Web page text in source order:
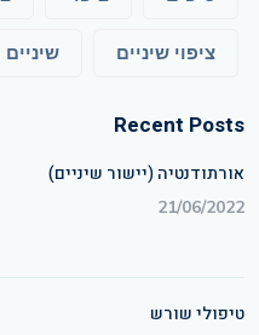
ציפוי שיניים
Recent Posts
אורתודנטיה (יישור שיניים)
21/06/2022
טיפולי שורש